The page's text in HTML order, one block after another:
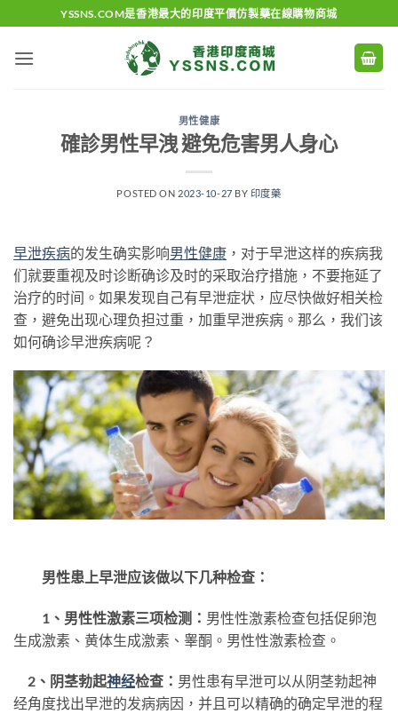
to
content
YSSNS.COM是香港最大的印度平價仿製藥在線購物商城
男性健康
確診男性早洩 避免危害男人身心
POSTED ON 2023-10-27 BY 印度藥
早泄疾病的发生确实影响男性健康 ，对于早泄这样的疾病我
们就要重视及时诊断确诊及时的采取治疗措施，不要拖延了
治疗的时间。如果发现自己有早泄症状，应尽快做好相关检
查，避免出现心理负担过重，加重早泄疾病。那么，我们该
如何确诊早泄疾病呢？
男性患上早泄应该做以下几种检查：
1、男性性激素三项检测： 男性性激素检查包括促卵泡
生成激素、黄体生成激素、睾酮。男性性激素检查。
2、阴茎勃起神经检查： 男性患有早泄可以从阴茎勃起神
经角度找出早泄的发病病因，并且可以精确的确定早泄的程